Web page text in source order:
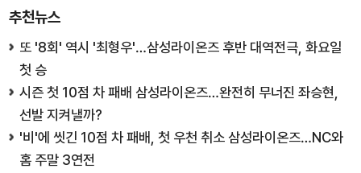
추천뉴스
또 '8회' 역시 '최형우'…삼성라이온즈 후반 대역전극, 화요일
첫 승
시즌 첫 10점 차 패배 삼성라이온즈…완전히 무너진 좌승현,
선발 지켜낼까?
'비'에 씻긴 10점 차 패배, 첫 우천 취소 삼성라이온즈…NC와
홈 주말 3연전